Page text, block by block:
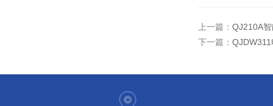
上一篇： QJ210A
下一篇：